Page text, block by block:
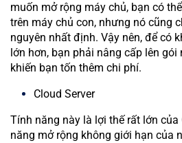
muốn mở rộng máy chủ, bạn có
trên máy chủ con, nhưng nó cũng
nguyên nhất định. Vậy nên, để có
lớn hơn, bạn phải nâng cấp lên gói
khiến bạn tốn thêm chi phí.
Cloud Server
Tính năng này là lợi thế rất lớn của
năng mở rộng không giới hạn của